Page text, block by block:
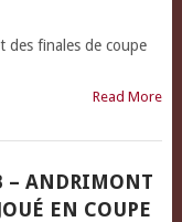
des finales de coupe
Read More
– ANDRIMONT
EN COUPE